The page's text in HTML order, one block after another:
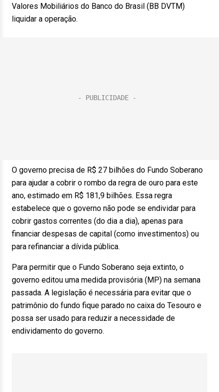
Valores Mobiliários do Banco do Brasil (BB DVTM)
liquidar a operação.
O governo precisa de R$ 27 bilhões do Fundo Soberano
para ajudar a cobrir o rombo da regra de ouro para este
ano, estimado em R$ 181,9 bilhões. Essa regra
estabelece que o governo não pode se endividar para
cobrir gastos correntes (do dia a dia), apenas para
financiar despesas de capital (como investimentos) ou
para refinanciar a dívida pública.
Para permitir que o Fundo Soberano seja extinto, o
governo editou uma medida provisória (MP) na semana
passada. A legislação é necessária para evitar que o
patrimônio do fundo fique parado no caixa do Tesouro e
possa ser usado para reduzir a necessidade de
endividamento do governo.